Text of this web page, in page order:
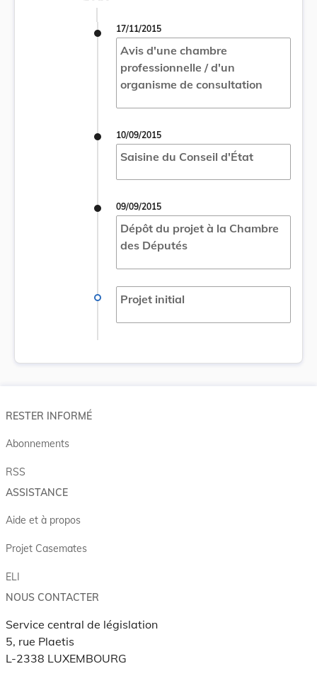
17/11/2015
Avis d'une chambre
professionnelle / d'un
organisme de consultation
10/09/2015
Saisine du Conseil d'État
09/09/2015
Dépôt du projet à la Chambre
des Députés
Projet initial
RESTER INFORMÉ
Abonnements
RSS
ASSISTANCE
Aide et à propos
Projet Casemates
ELI
NOUS CONTACTER
Service central de législation
5, rue Plaetis
L-2338 LUXEMBOURG